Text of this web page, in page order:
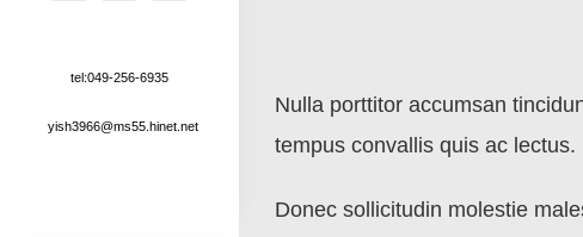
tel:049-256-6935
yish3966@ms55.hinet.net
Nulla porttitor accumsan
tempus convallis quis ac
Donec sollicitudin molestie